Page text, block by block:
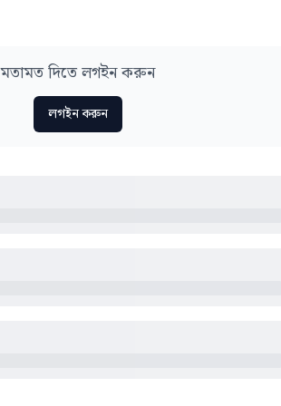
মতামত দিতে লগইন করুন
লগইন করুন